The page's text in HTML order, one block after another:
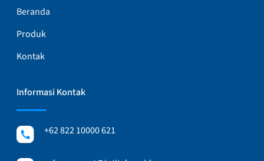
Beranda
Produk
Kontak
Informasi Kontak
+62 822 10000 621